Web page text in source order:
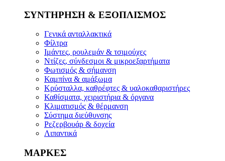
ΣΥΝΤΗΡΗΣΗ & ΕΞΟΠΛΙΣΜΟΣ
Γενικά ανταλλακτικά
Φίλτρα
Ιμάντες, ρουλεμάν & τσιμούχες
Ντίζες, σύνδεσμοι & μικροεξαρτήματα
Φωτισμός & σήμανση
Καμπίνα & αμάξωμα
Κρύσταλλα, καθρέφτες & υαλοκαθαριστήρες
Καθίσματα, χειριστήρια & όργανα
Κλιματισμός & θέρμανση
Σύστημα διεύθυνσης
Ρεζερβουάρ & δοχεία
Λιπαντικά
ΜΑΡΚΕΣ